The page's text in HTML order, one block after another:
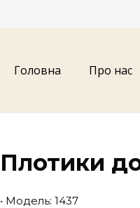
Головна Про нас
Плотики
• Модель: 1437